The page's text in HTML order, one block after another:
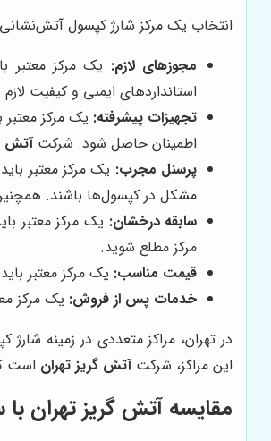
انتخاب یک مرکز شارژ کپسول آتش‌نشانی
مجوزهای لازم: یک مرکز معتبر
استانداردهای ایمنی و کیفیت
تجهیزات پیشرفته: یک مرکز
اطمینان حاصل شود. شرکتآتش
پرسنل مجرب: یک مرکز معتبر
مشکل در کپسول‌ها باشند.
سابقه درخشان: یک مرکز معتبر
مرکز مطلع شوید.
قیمت مناسب: یک مرکز معتبر
خدمات پس از فروش: یک مرکز
در تهران، مراکز متعددی در زمینه
این مراکز، شرکتآتش گریز تهران است
مقایسه آتش گریز تهران